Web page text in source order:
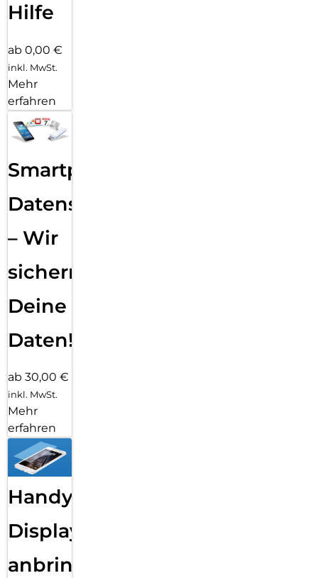
Hilfe
ab 0,00 €
inkl. MwSt.
Mehr
erfahren
Smartphone
Datensicherung
– Wir
sichern
Deine
Daten!
ab 30,00 €
inkl. MwSt.
Mehr
erfahren
Handy
Displayfolie
anbringen